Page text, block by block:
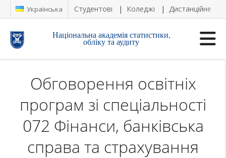
Українська Студентові Коледжі Дистанційне
Національна академія статистики,
обліку та аудиту
Обговорення освітніх
програм зі спеціальності
072 Фінанси, банківська
справа та страхування